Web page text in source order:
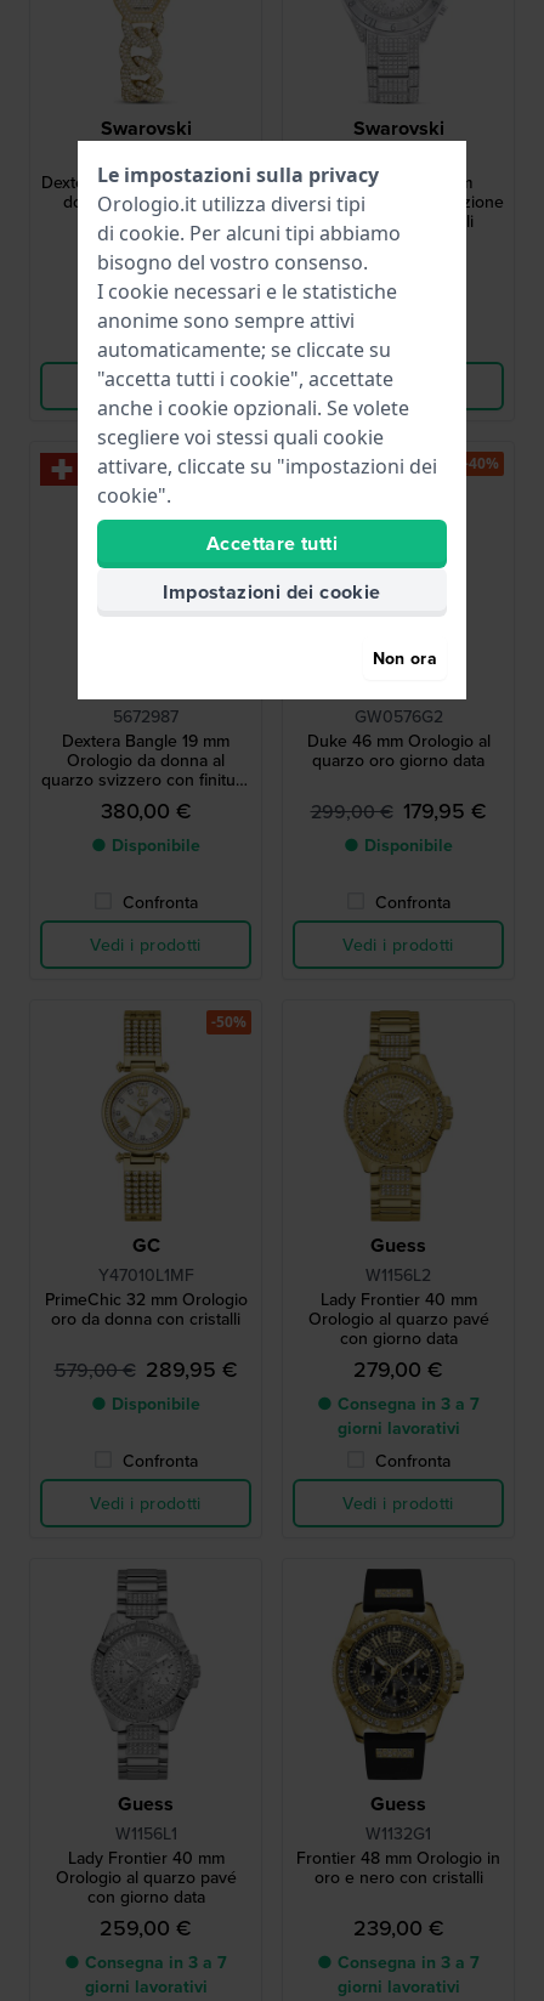
Swarovski
Dextera 20 mm Orologio da
donna oro con cristalli
450,00 €
● Disponibile
Confronta
Vedi i prodotti
Swarovski
Dextera Lux 40 mm
Cronografo di fabbricazione
svizzera con cristalli
700,00 €
● Disponibile
Confronta
Vedi i prodotti
5672987
Dextera Bangle 19 mm
Orologio da donna al
quarzo svizzero con finitura
pavé color oro champagne
380,00 €
● Disponibile
Confronta
Vedi i prodotti
GW0576G2
Duke 46 mm Orologio al
quarzo oro giorno data
299,00 € 179,95 €
● Disponibile
Confronta
Vedi i prodotti
-40%
GC
Y47010L1MF
PrimeChic 32 mm Orologio
oro da donna con cristalli
579,00 € 289,95 €
● Disponibile
Confronta
Vedi i prodotti
-50%
Guess
W1156L2
Lady Frontier 40 mm
Orologio al quarzo pavé
con giorno data
279,00 €
● Consegna in 3 a 7
giorni lavorativi
Confronta
Vedi i prodotti
Guess
W1156L1
Lady Frontier 40 mm
Orologio al quarzo pavé
con giorno data
259,00 €
● Consegna in 3 a 7
giorni lavorativi
Guess
W1132G1
Frontier 48 mm Orologio in
oro e nero con cristalli
239,00 €
● Consegna in 3 a 7
giorni lavorativi
Le impostazioni sulla privacy
Orologio.it utilizza diversi tipi
di cookie. Per alcuni tipi abbiamo
bisogno del vostro consenso.
I cookie necessari e le statistiche
anonime sono sempre attivi
automaticamente; se cliccate su
"accetta tutti i cookie", accettate
anche i cookie opzionali. Se volete
scegliere voi stessi quali cookie
attivare, cliccate su "impostazioni dei
cookie".
Accettare tutti
Impostazioni dei cookie
Non ora